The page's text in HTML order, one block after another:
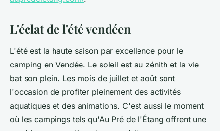
L'éclat de l'été vendéen
L'été est la haute saison par excellence pour le
camping en Vendée. Le soleil est au zénith et la vie
bat son plein. Les mois de juillet et août sont
l'occasion de profiter pleinement des activités
aquatiques et des animations. C'est aussi le moment
où les campings tels qu'Au Pré de l'Étang offrent une